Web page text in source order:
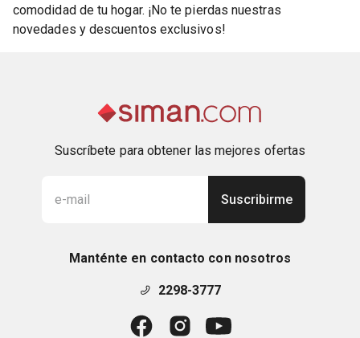
comodidad de tu hogar. ¡No te pierdas nuestras
novedades y descuentos exclusivos!
Suscríbete para obtener las mejores ofertas
Suscribirme
Manténte en contacto con nosotros
2298-3777